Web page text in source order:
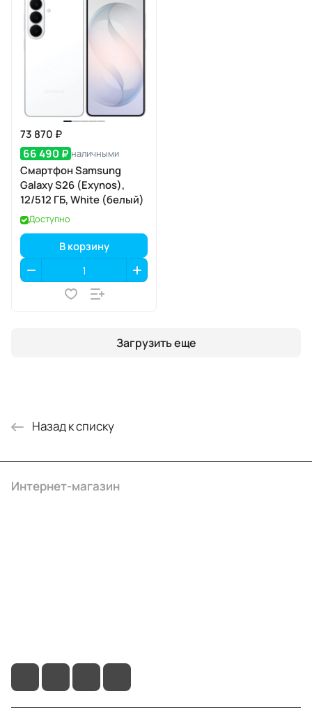
73 870 ₽
66 490 ₽ наличными
Смартфон Samsung
Galaxy S26 (Exynos),
12/512 ГБ, White (белый)
Доступно
В корзину
Загрузить еще
Назад к списку
Интернет-магазин